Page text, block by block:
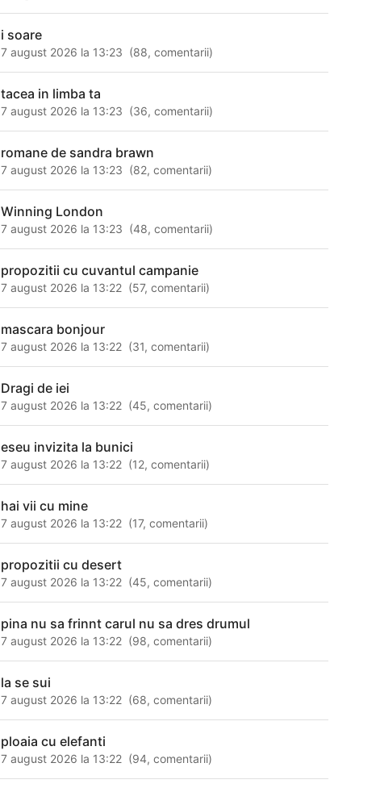
i soare
7 august 2026 la 13:23 (88,comentarii)
tacea in limba ta
7 august 2026 la 13:23 (36,comentarii)
romane de sandra brawn
7 august 2026 la 13:23 (82,comentarii)
Winning London
7 august 2026 la 13:23 (48,comentarii)
propozitii cu cuvantul campanie
7 august 2026 la 13:22 (57,comentarii)
mascara bonjour
7 august 2026 la 13:22 (31,comentarii)
Dragi de iei
7 august 2026 la 13:22 (45,comentarii)
eseu invizita la bunici
7 august 2026 la 13:22 (12,comentarii)
hai vii cu mine
7 august 2026 la 13:22 (17,comentarii)
propozitii cu desert
7 august 2026 la 13:22 (45,comentarii)
pina nu sa frinnt carul nu sa dres drumul
7 august 2026 la 13:22 (98,comentarii)
la se sui
7 august 2026 la 13:22 (68,comentarii)
ploaia cu elefanti
7 august 2026 la 13:22 (94,comentarii)